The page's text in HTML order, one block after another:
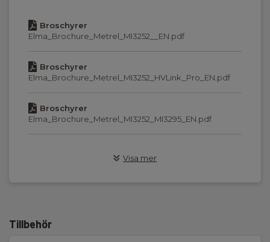
IP-klass:
64
Kommunikation:
USB
Programvara Inkluderat:
Windows
Broschyrer
Elma_Brochure_Metrel_MI3252__EN.pdf
Broschyrer
Elma_Brochure_Metrel_MI3252_HVLink_Pro_EN.pdf
Broschyrer
Elma_Brochure_Metrel_MI3252_MI3295_EN.pdf
Elma_DoC_Metrel_MI3252.pdf
Visa mer
Tillbehör